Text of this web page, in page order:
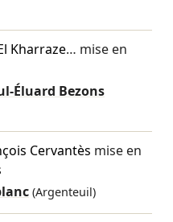
Kharraze… mise en
Éluard Bezons
Cervantès mise en
(Argenteuil)